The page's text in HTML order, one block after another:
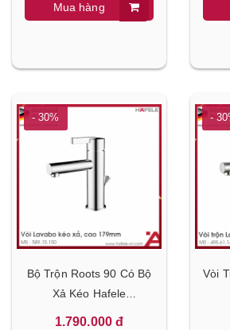
Mua hàng
- 30%
Bộ Trộn Roots 90 Có Bộ
Xả Kéo Hafele
589.15.150
1.790.000 đ
-
Vòi